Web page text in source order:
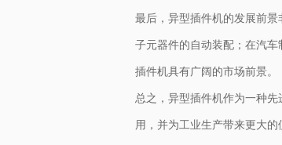
最后，异型插件机的发展前
子元器件的自动装配；在汽
插件机具有广阔的市场前景。
总之，异型插件机作为一种
用，并为工业生产带来更大的